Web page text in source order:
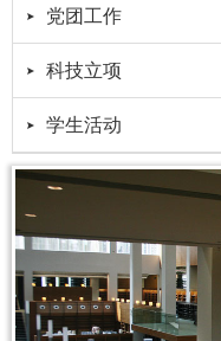
党团工作
科技立项
学生活动